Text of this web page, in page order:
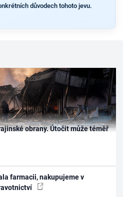
důvodech tohoto jevu.
obrany. Útočit může téměř
farmacii, nakupujeme v